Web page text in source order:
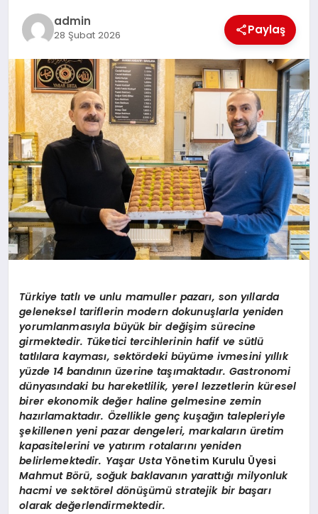
admin
28 Şubat 2026 Paylaş
Türkiye tatlı ve unlu mamuller pazarı, son yıllarda
geleneksel tariflerin modern dokunuşlarla yeniden
yorumlanmasıyla büyük bir değişim sürecine
girmektedir. Tüketici tercihlerinin hafif ve sütlü
tatlılara kayması, sektördeki büyüme ivmesini yıllık
yüzde 14 bandının üzerine taşımaktadır. Gastronomi
dünyasındaki bu hareketlilik, yerel lezzetlerin küresel
birer ekonomik değer haline gelmesine zemin
hazırlamaktadır. Özellikle genç kuşağın talepleriyle
şekillenen yeni pazar dengeleri, markaların üretim
kapasitelerini ve yatırım rotalarını yeniden
belirlemektedir. Yaşar Usta Yönetim Kurulu Üyesi
Mahmut Börü, soğuk baklavanın yarattığı milyonluk
hacmi ve sektörel dönüşümü stratejik bir başarı
olarak değerlendirmektedir.